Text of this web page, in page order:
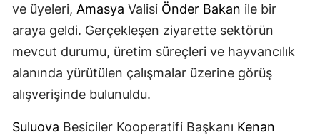
ve üyeleri, Amasya Valisi Önder Bakan ile bir
araya geldi. Gerçekleşen ziyarette sektörün
mevcut durumu, üretim süreçleri ve hayvancılık
alanında yürütülen çalışmalar üzerine görüş
alışverişinde bulunuldu.
Suluova Besiciler Kooperatifi Başkanı Kenan